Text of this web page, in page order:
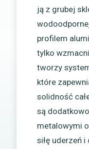
ją z grubej
profilem
tylko
tworzy
które
solidność
są
metalowymi
siłę uderzeń